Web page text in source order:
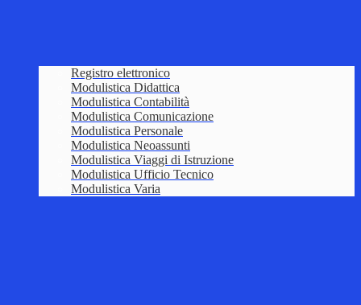
Registro elettronico
Modulistica Didattica
Modulistica Contabilità
Modulistica Comunicazione
Modulistica Personale
Modulistica Neoassunti
Modulistica Viaggi di Istruzione
Modulistica Ufficio Tecnico
Modulistica Varia